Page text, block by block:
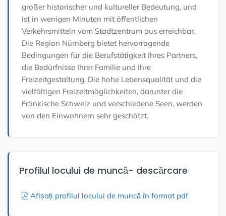
großer historischer und kultureller Bedeutung, und
ist in wenigen Minuten mit öffentlichen
Verkehrsmitteln vom Stadtzentrum aus erreichbar.
Die Region Nürnberg bietet hervorragende
Bedingungen für die Berufstätigkeit Ihres Partners,
die Bedürfnisse Ihrer Familie und Ihre
Freizeitgestaltung. Die hohe Lebensqualität und die
vielfältigen Freizeitmöglichkeiten, darunter die
Fränkische Schweiz und verschiedene Seen, werden
von den Einwohnern sehr geschätzt.
Profilul locului de muncă- descărcare
Afișați profilul locului de muncă în format pdf